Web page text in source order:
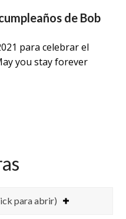
de Bob
para celebrar el
you stay forever
para abrir)